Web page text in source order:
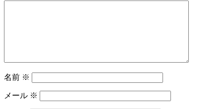
名前 ※
メール ※